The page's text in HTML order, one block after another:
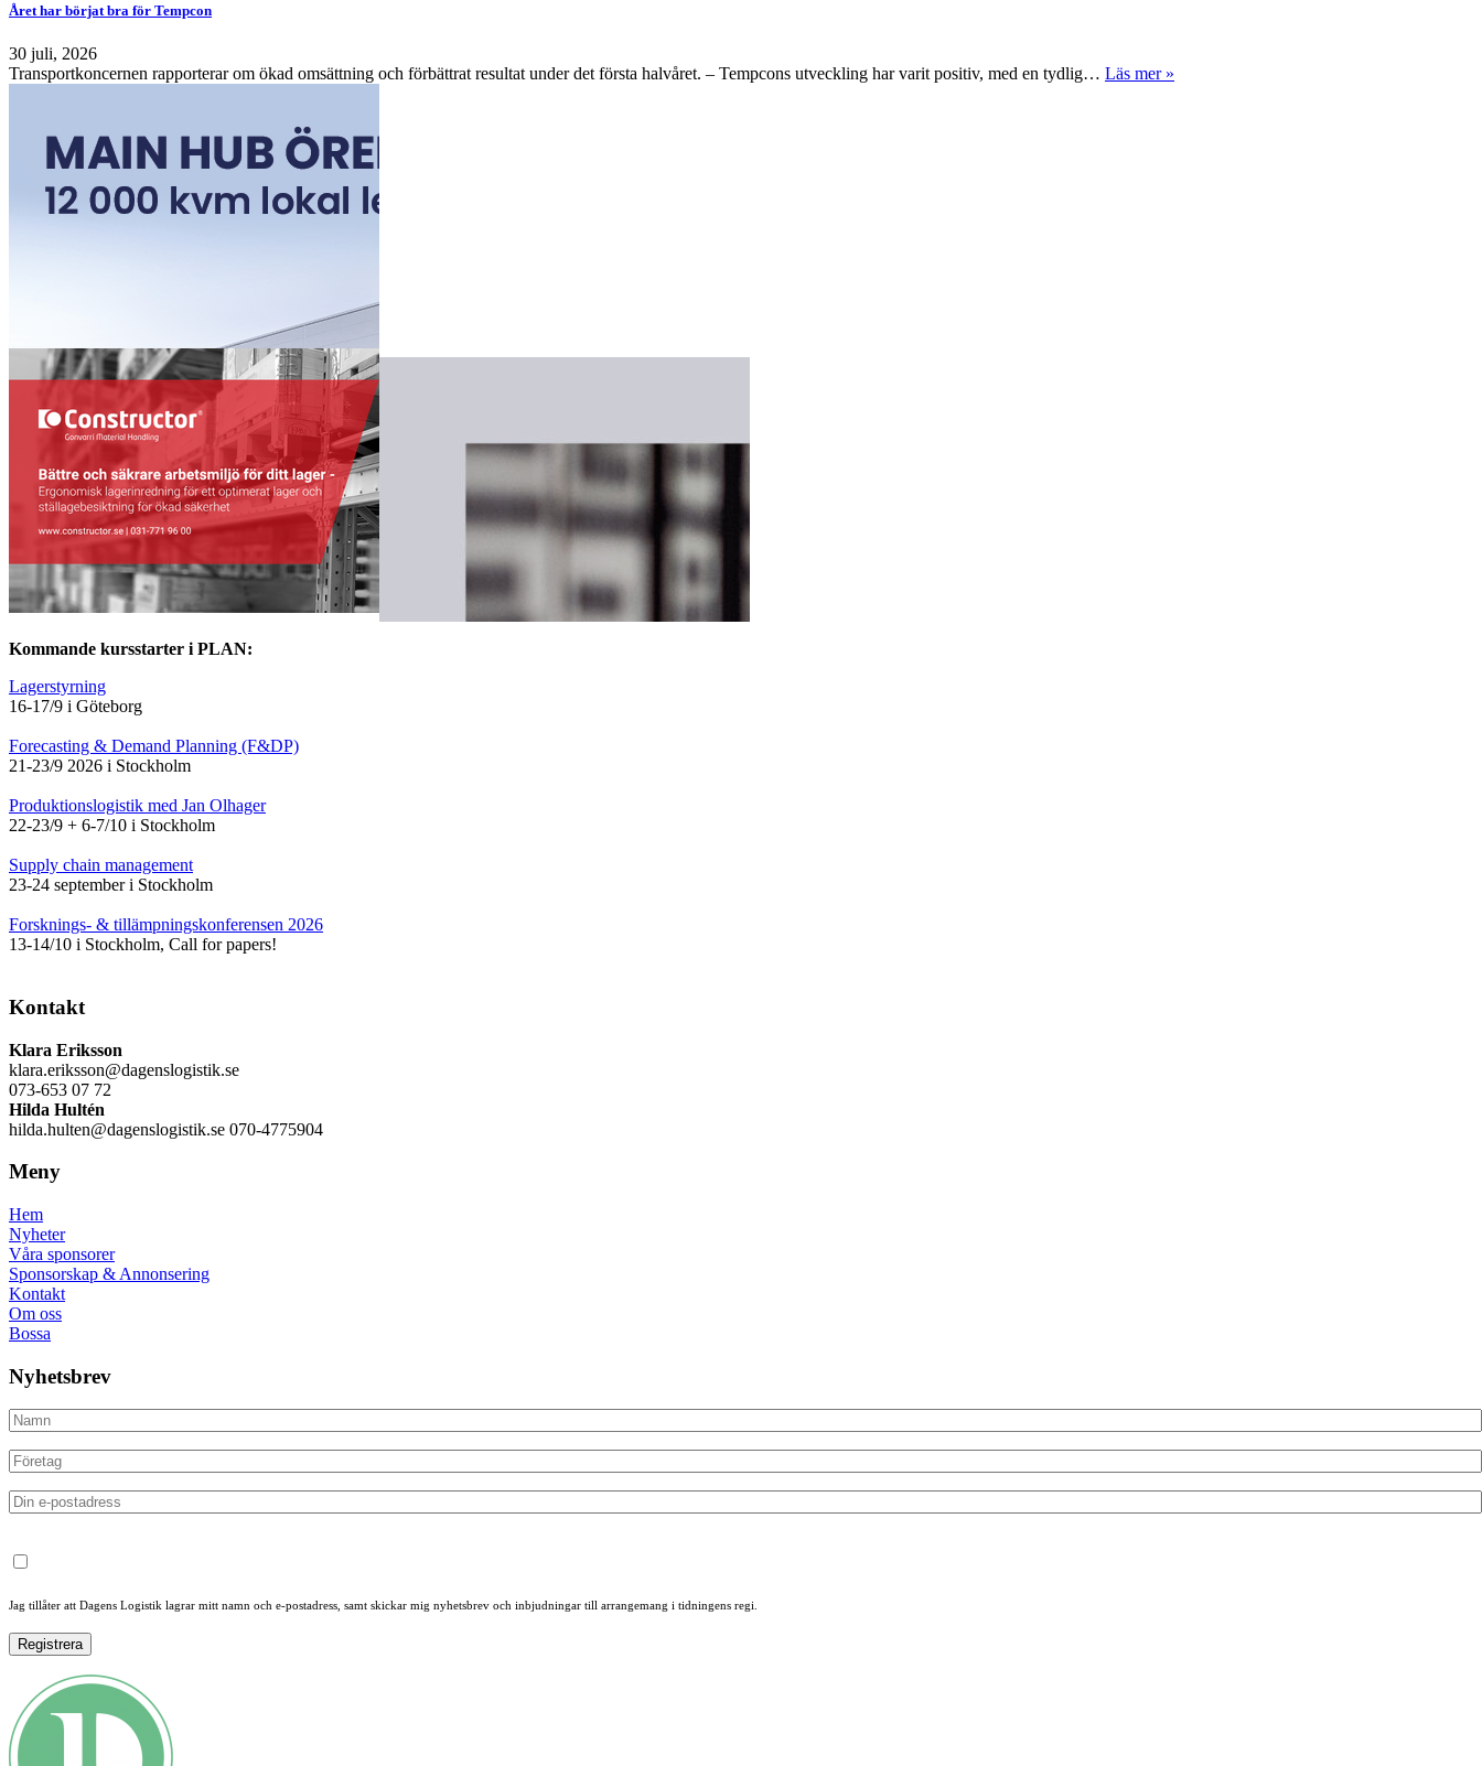
Året har börjat bra för Tempcon
30 juli, 2026
Transportkoncernen rapporterar om ökad omsättning och förbättrat resultat under det första halvåret. – Tempcons utveckling har varit positiv, med en tydlig… Läs mer »
Kommande kursstarter i PLAN:
Lagerstyrning
16-17/9 i Göteborg
Forecasting & Demand Planning (F&DP)
21-23/9 2026 i Stockholm
Produktionslogistik med Jan Olhager
22-23/9 + 6-7/10 i Stockholm
Supply chain management
23-24 september i Stockholm
Forsknings- & tillämpningskonferensen 2026
13-14/10 i Stockholm, Call for papers!
Kontakt
Klara Eriksson
klara.eriksson@dagenslogistik.se
073-653 07 72
Hilda Hultén
hilda.hulten@dagenslogistik.se 070-4775904
Meny
Hem
Nyheter
Våra sponsorer
Sponsorskap & Annonsering
Kontakt
Om oss
Bossa
Nyhetsbrev
Jag tillåter att Dagens Logistik lagrar mitt namn och e-postadress, samt skickar mig nyhetsbrev och inbjudningar till arrangemang i tidningens regi.